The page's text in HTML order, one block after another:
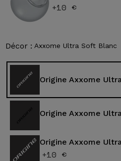
+10 €
Décor : Axxome Ultra Soft Blanc
Origine Axxome
Origine Axxome
Origine Axxome
+10 €